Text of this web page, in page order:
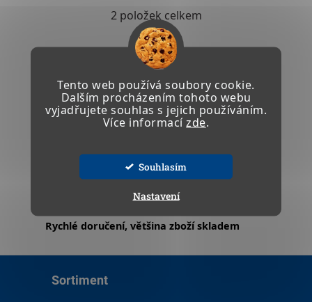
Tento web používá soubory cookie.
Dalším procházením tohoto webu
vyjadřujete souhlas s jejich používáním.
Více informací zde.
Souhlasím
Nastavení
Ovládací prvky výpisu
2položek celkem
Držitel certifikátu EN ISO 9001:2015
Rychlé doručení, většina zboží skladem
Sortiment